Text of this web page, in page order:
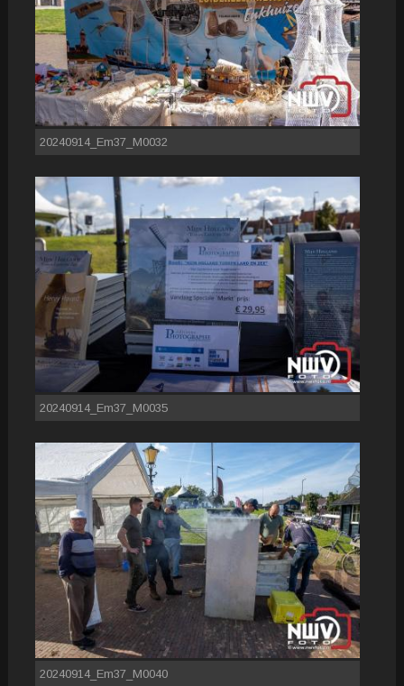
20240914_Em37_M0032
20240914_Em37_M0035
20240914_Em37_M0040